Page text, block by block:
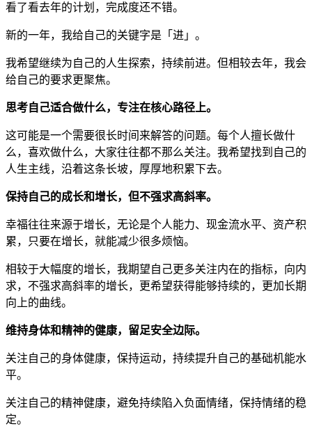
看了看去年的计划，完成度还不错。
新的一年，我给自己的关键字是「进」。
我希望继续为自己的人生探索，持续前进。但相较去年，我会
给自己的要求更聚焦。
思考自己适合做什么，专注在核心路径上。
这可能是一个需要很长时间来解答的问题。每个人擅长做什
么，喜欢做什么，大家往往都不那么关注。我希望找到自己的
人生主线，沿着这条长坡，厚厚地积累下去。
保持自己的成长和增长，但不强求高斜率。
幸福往往来源于增长，无论是个人能力、现金流水平、资产积
累，只要在增长，就能减少很多烦恼。
相较于大幅度的增长，我期望自己更多关注内在的指标，向内
求，不强求高斜率的增长，更希望获得能够持续的，更加长期
向上的曲线。
维持身体和精神的健康，留足安全边际。
关注自己的身体健康，保持运动，持续提升自己的基础机能水
平。
关注自己的精神健康，避免持续陷入负面情绪，保持情绪的稳
定。